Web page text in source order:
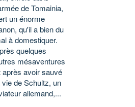
de Tomainia,
un énorme
qu'il a bien du
à domestiquer.
quelques
mésaventures
après avoir sauvé
vie de Schultz, un
allemand,...